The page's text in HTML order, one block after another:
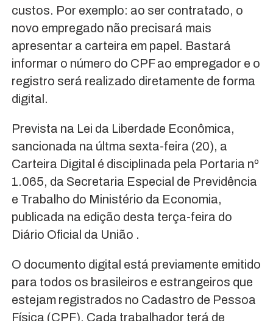
custos. Por exemplo: ao ser contratado, o
novo empregado não precisará mais
apresentar a carteira em papel. Bastará
informar o número do CPF ao empregador e o
registro será realizado diretamente de forma
digital.
Prevista na Lei da Liberdade Econômica,
sancionada na últma sexta-feira (20), a
Carteira Digital é disciplinada pela Portaria nº
1.065, da Secretaria Especial de Previdência
e Trabalho do Ministério da Economia,
publicada na edição desta terça-feira do
Diário Oficial da União .
O documento digital está previamente emitido
para todos os brasileiros e estrangeiros que
estejam registrados no Cadastro de Pessoa
Física (CPF). Cada trabalhador terá de